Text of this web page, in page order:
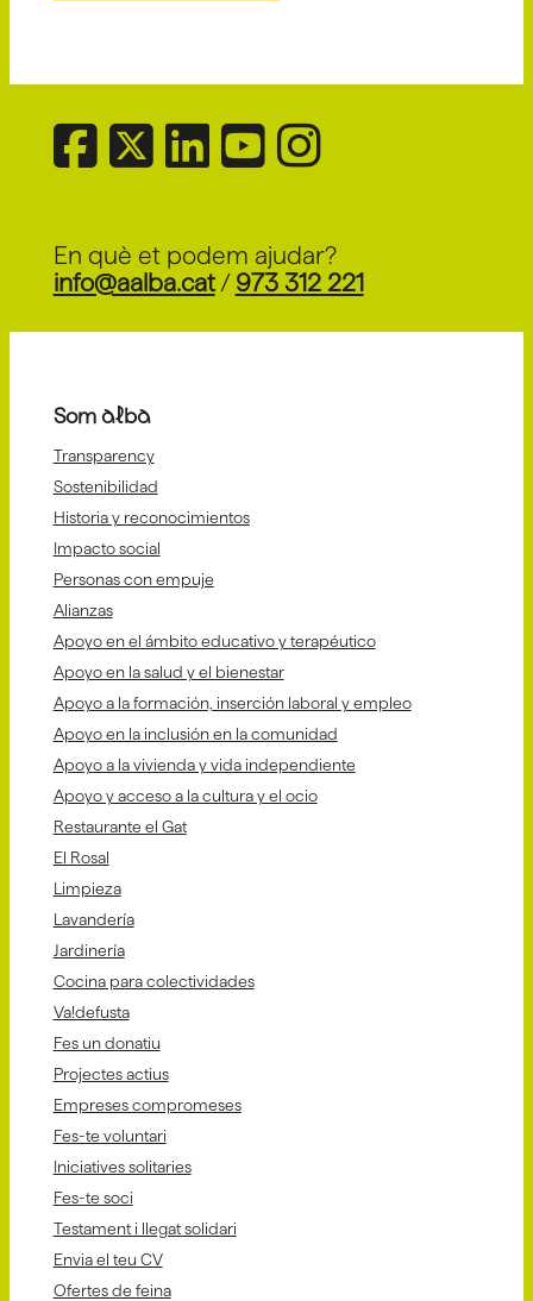
En què et podem ajudar?
info@aalba.cat/ 973 312 221
Som alba
Transparency
Sostenibilidad
Historia y reconocimientos
Impacto social
Personas con empuje
Alianzas
Apoyo en el ámbito educativo y terapéutico
Apoyo en la salud y el bienestar
Apoyo a la formación, inserción laboral y empleo
Apoyo en la inclusión en la comunidad
Apoyo a la vivienda y vida independiente
Apoyo y acceso a la cultura y el ocio
Restaurante el Gat
El Rosal
Limpieza
Lavandería
Jardinería
Cocina para colectividades
Va!defusta
Fes un donatiu
Projectes actius
Empreses compromeses
Fes-te voluntari
Iniciatives solitaries
Fes-te soci
Testament i llegat solidari
Envia el teu CV
Ofertes de feina